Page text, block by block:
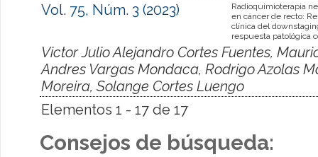
Vol. 75, Núm. 3 (2023)
Radioquimioterapia
en cáncer de recto:
clínica del
respuesta patológica
Victor Julio Alejandro Cortes Fuentes,
Andres Vargas Mondaca, Rodrigo Azolas
Moreira, Solange Cortes Luengo
Elementos 1 - 17 de 17
Consejos de búsqueda: